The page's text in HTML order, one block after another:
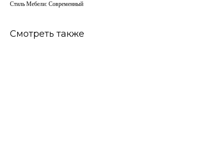
Стиль Мебели: Современный
Смотреть также